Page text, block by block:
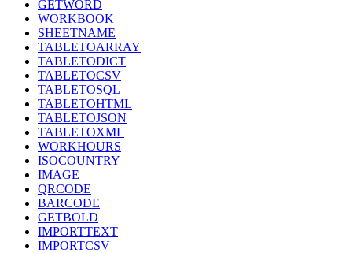
GETWORD
WORKBOOK
SHEETNAME
TABLETOARRAY
TABLETODICT
TABLETOCSV
TABLETOSQL
TABLETOHTML
TABLETOJSON
TABLETOXML
WORKHOURS
ISOCOUNTRY
IMAGE
QRCODE
BARCODE
GETBOLD
IMPORTTEXT
IMPORTCSV